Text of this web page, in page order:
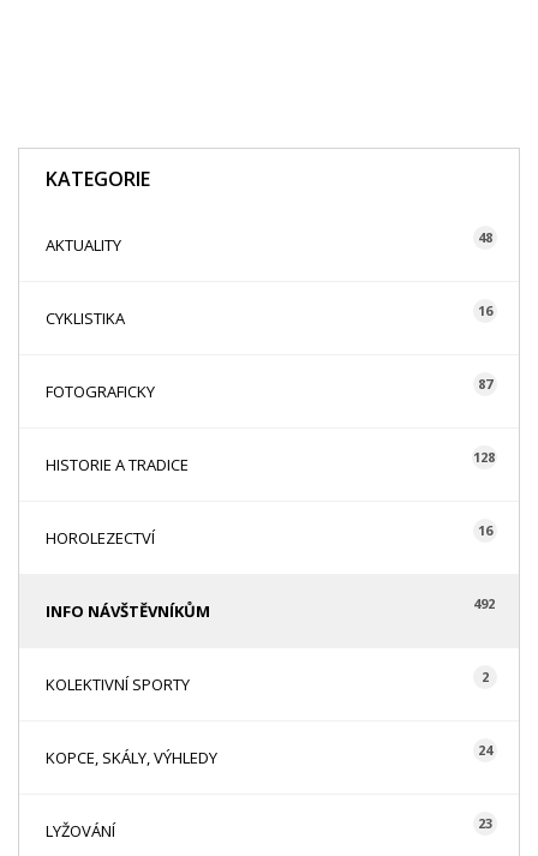
KATEGORIE
AKTUALITY 48
CYKLISTIKA 16
FOTOGRAFICKY 87
HISTORIE A TRADICE 128
HOROLEZECTVÍ 16
INFO NÁVŠTĚVNÍKŮM 492
KOLEKTIVNÍ SPORTY 2
KOPCE, SKÁLY, VÝHLEDY 24
LYŽOVÁNÍ 23